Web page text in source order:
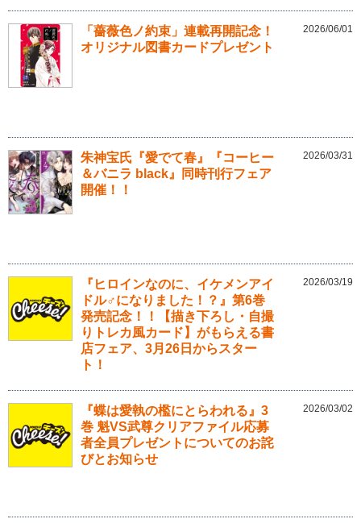
「薔薇色ノ約束」連載再開記念！
オリジナル図書カードプレゼント
2026/06/01
朱神宝氏『愛でて春』『コーヒー
＆バニラ black』同時刊行フェア
開催！！
2026/03/31
『ヒロインなのに、イケメンアイ
ドル♂になりました！？』第6巻
発売記念！！【描き下ろし・自撮
りトレカ風カード】がもらえる書
店フェア、3月26日からスター
ト！
2026/03/19
『蝶は愛執の檻にとらわれる』3
巻 魁VS武尊クリアファイル応募
者全員プレゼントについてのお詫
びとお知らせ
2026/03/02